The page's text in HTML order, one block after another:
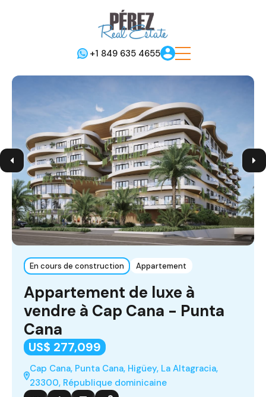
+1 849 635 4655
En cours de construction Appartement
Appartement de luxe à
vendre à Cap Cana - Punta
Cana
US$ 277,099
Cap Cana, Punta Cana, Higüey, La Altagracia,
23300, République dominicaine